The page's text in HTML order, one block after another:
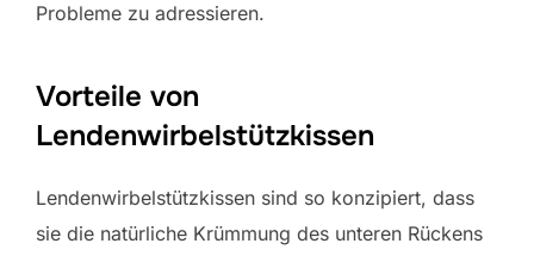
Probleme zu adressieren.
Vorteile von
Lendenwirbelstützkissen
Lendenwirbelstützkissen sind so konzipiert, dass
sie die natürliche Krümmung des unteren Rückens